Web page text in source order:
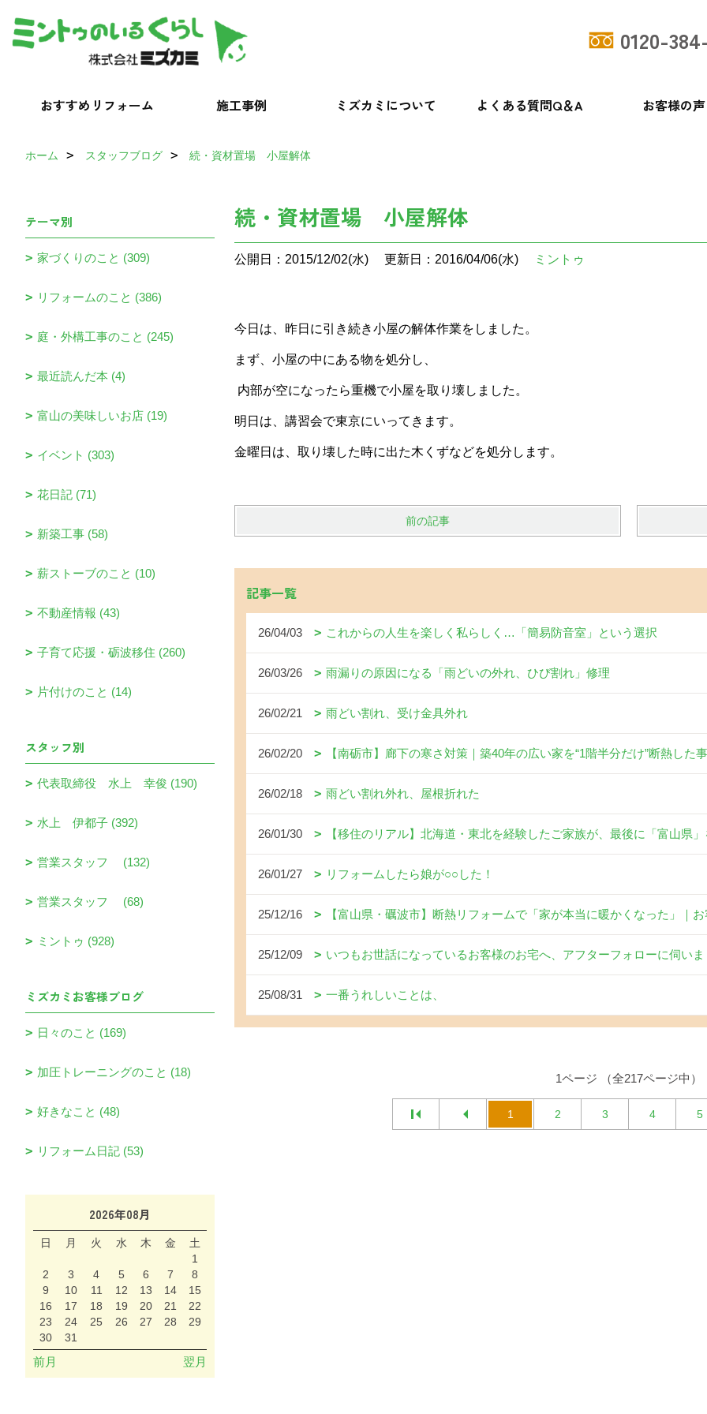
0120-
おすすめリフォーム 施工事例 ミズカミについて よくある質問Q＆A お客様の声
ホーム スタッフブログ 続・資材置場 小屋解体
続・資材置場 小屋解体
公開日：2015/12/02(水) 更新日：2016/04/06(水) ミントゥ
今日は、昨日に引き続き小屋の解体作業をしました。
まず、小屋の中にある物を処分し、
内部が空になったら重機で小屋を取り壊しました。
明日は、講習会で東京にいってきます。
金曜日は、取り壊した時に出た木くずなどを処分します。
前の記事
記事一覧
26/04/03 これからの人生を楽しく私らしく…「簡易防音室」という選択
26/03/26 雨漏りの原因になる「雨どいの外れ、ひび割れ」修理
26/02/21 雨どい割れ、受け金具外れ
26/02/20 【南砺市】廊下の寒さ対策｜築40年の広い家を“1階半分だけ”断熱した
26/02/18 雨どい割れ外れ、屋根折れた
26/01/30 【移住のリアル】北海道・東北を経験したご家族が、最後に「富山県
26/01/27 リフォームしたら娘が○○した！
25/12/16 【富山県・礪波市】断熱リフォームで「家が本当に暖かくなった」｜
25/12/09 いつもお世話になっているお客様のお宅へ、アフターフォローに伺い
25/08/31 一番うれしいことは、
1ページ （全217ページ中）
1 2 3 4 5
テーマ別
家づくりのこと (309)
リフォームのこと (386)
庭・外構工事のこと (245)
最近読んだ本 (4)
富山の美味しいお店 (19)
イベント (303)
花日記 (71)
新築工事 (58)
薪ストーブのこと (10)
不動産情報 (43)
子育て応援・砺波移住 (260)
片付けのこと (14)
スタッフ別
代表取締役 水上 幸俊 (190)
水上 伊都子 (392)
営業スタッフ (132)
営業スタッフ (68)
ミントゥ (928)
ミズカミお客様ブログ
日々のこと (169)
加圧トレーニングのこと (18)
好きなこと (48)
リフォーム日記 (53)
2026年08月
日 月 火 水 木 金
土
1
2
3 4 5 6 7
8
9
10 11 12 13 14
15
16
17 18 19 20 21
22
23
24 25 26 27 28
29
30
31
前月 翌月